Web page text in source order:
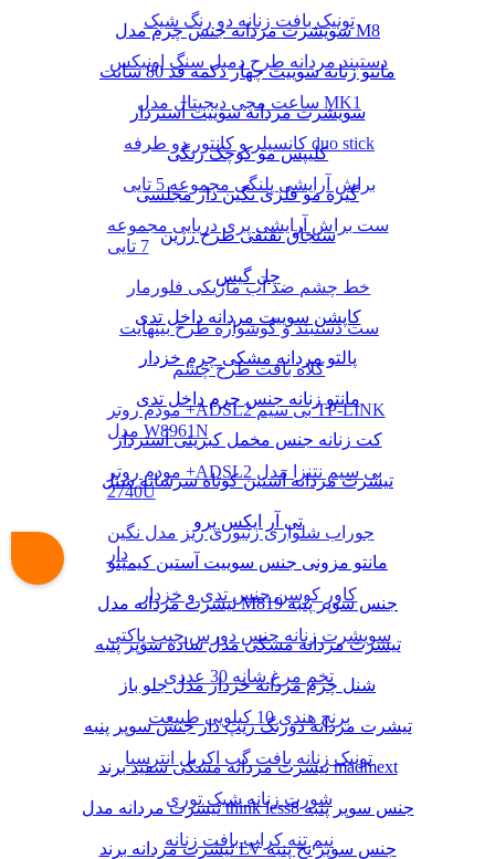
تونیک بافت زنانه دو رنگ شیک
دستبند مردانه طرح دمبل سنگ اونیکس
ساعت مچی دیجیتال مدل MK1
کانسیلر و کانتور دو طرفه duo stick
براش آرایشی پلنگی مجموعه 5 تایی
ست براش آرایشی پری دریایی مجموعه
7 تایی
خط چشم ضد آب ماژیکی فلورمار
ست دستبند و گوشواره طرح بینهایت
کلاه بافت طرح چشم
مودم روتر +ADSL2 بی سیم TP-LINK
مدل W8961N
مودم روتر +ADSL2 بی سیم نتنزا مدل
2740U
جوراب شلواری زنبوری ریز مدل نگین
دار
کاور کوسن جنس تدی و خزدار
سویشرت زنانه جنس دورس جیب پاکتی
تخم مرغ شانه 30 عددی
برنج هندی 10 کیلویی طبیعت
تونیک زنانه بافت گپ اکریل انترسیا
شورت زنانه شیک توری
نیم تنه کراپ بافت زنانه
سویشرت مردانه جنس چرم مدل M8
مانتو زنانه سوییت چهار دکمه قد 80 سانت
سویشرت مردانه سوییت آستردار
کلیپس مو کوچک رنگی
گیره مو فلزی نگین دار مجلسی
سنجاق تقتقی طرح رزین
چل گیس
کاپشن سوییت مردانه داخل تدی
پالتو مردانه مشکی چرم خزدار
مانتو زنانه جنس چرم داخل تدی
کت زنانه جنس مخمل کبریتی آستردار
تیشرت مردانه آستین کوتاه سرشانه شنل
تی آر ایکس پرو
مانتو مزونی جنس سوییت آستین کیمینو
تیشرت مردانه مدل M819 جنس سوپر پنبه
تیشرت مردانه مشکی مدل ساده سوپر پنبه
شنل چرم مردانه خزدار مدل جلو باز
تیشرت مردانه دورنگ زیپ دار جنس سوپر پنبه
تیشرت مردانه مشکی سفید برند madmext
تیشرت مردانه مدل think less8 جنس سوپر پنبه
تیشرت مردانه برند LV جنس سوپر نخ پنبه